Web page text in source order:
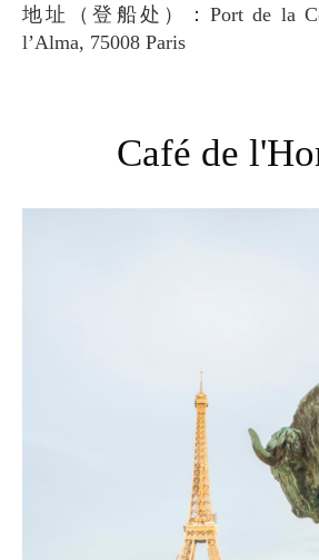
地址（登船处）：Port de la Conférence, Pont de
l’Alma, 75008 Paris
Café de